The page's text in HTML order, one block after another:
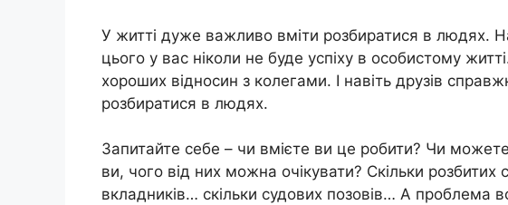
У житті дуже важливо вміти розбиратися в людях.
цього у вас ніколи не буде успіху в особистому
хороших відносин з колегами. І навіть друзів
розбиратися в людях.
Запитайте себе – чи вмієте ви це робити? Чи
ви, чого від них можна очікувати? Скільки
вкладників… скільки судових позовів… А проблема